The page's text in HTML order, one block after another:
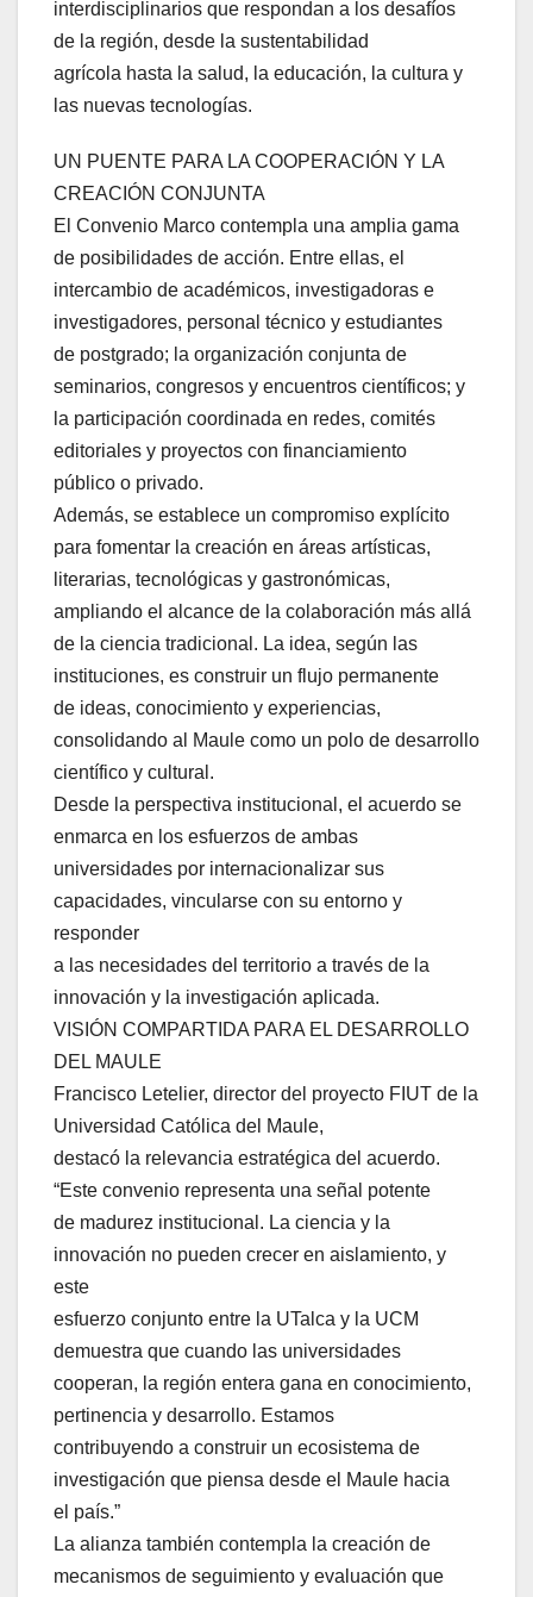
interdisciplinarios que respondan a los desafíos
de la región, desde la sustentabilidad
agrícola hasta la salud, la educación, la cultura y
las nuevas tecnologías.
UN PUENTE PARA LA COOPERACIÓN Y LA
CREACIÓN CONJUNTA
El Convenio Marco contempla una amplia gama
de posibilidades de acción. Entre ellas, el
intercambio de académicos, investigadoras e
investigadores, personal técnico y estudiantes
de postgrado; la organización conjunta de
seminarios, congresos y encuentros científicos; y
la participación coordinada en redes, comités
editoriales y proyectos con financiamiento
público o privado.
Además, se establece un compromiso explícito
para fomentar la creación en áreas artísticas,
literarias, tecnológicas y gastronómicas,
ampliando el alcance de la colaboración más allá
de la ciencia tradicional. La idea, según las
instituciones, es construir un flujo permanente
de ideas, conocimiento y experiencias,
consolidando al Maule como un polo de desarrollo
científico y cultural.
Desde la perspectiva institucional, el acuerdo se
enmarca en los esfuerzos de ambas
universidades por internacionalizar sus
capacidades, vincularse con su entorno y
responder
a las necesidades del territorio a través de la
innovación y la investigación aplicada.
VISIÓN COMPARTIDA PARA EL DESARROLLO
DEL MAULE
Francisco Letelier, director del proyecto FIUT de la
Universidad Católica del Maule,
destacó la relevancia estratégica del acuerdo.
“Este convenio representa una señal potente
de madurez institucional. La ciencia y la
innovación no pueden crecer en aislamiento, y
este
esfuerzo conjunto entre la UTalca y la UCM
demuestra que cuando las universidades
cooperan, la región entera gana en conocimiento,
pertinencia y desarrollo. Estamos
contribuyendo a construir un ecosistema de
investigación que piensa desde el Maule hacia
el país.”
La alianza también contempla la creación de
mecanismos de seguimiento y evaluación que